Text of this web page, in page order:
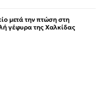
μετά την πτώση στη
γέφυρα της Χαλκίδας